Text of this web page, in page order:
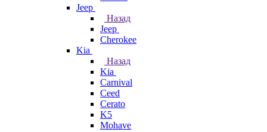
Jeep
Назад
Jeep
Cherokee
Kia
Назад
Kia
Carnival
Ceed
Cerato
K5
Mohave